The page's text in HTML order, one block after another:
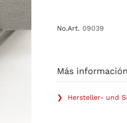
No.Art. 09039
Más información
❯ Hersteller- und